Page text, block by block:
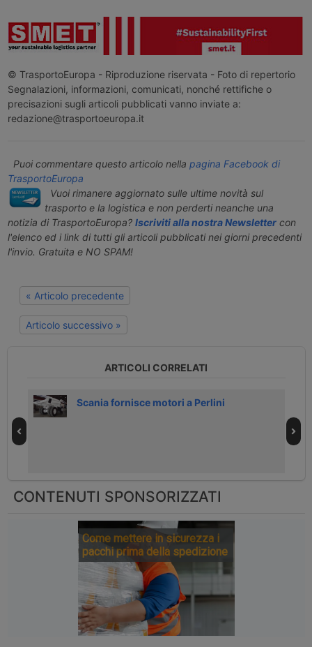
© TrasportoEuropa - Riproduzione riservata - Foto di repertorio
Segnalazioni, informazioni, comunicati, nonché rettifiche o
precisazioni sugli articoli pubblicati vanno inviate a:
redazione@trasportoeuropa.it
Puoi commentare questo articolo nella pagina Facebook di
TrasportoEuropa
Vuoi rimanere aggiornato sulle ultime novità sul
trasporto e la logistica e non perderti neanche una
notizia di TrasportoEuropa? Iscriviti alla nostra Newslettercon
l'elenco ed i link di tutti gli articoli pubblicati nei giorni precedenti
l'invio. Gratuita e NO SPAM!
« Articolo precedente
Articolo successivo »
ARTICOLI CORRELATI
Scania fornisce motori a Perlini
CONTENUTI SPONSORIZZATI
Come mettere in sicurezza i
pacchi prima della spedizione